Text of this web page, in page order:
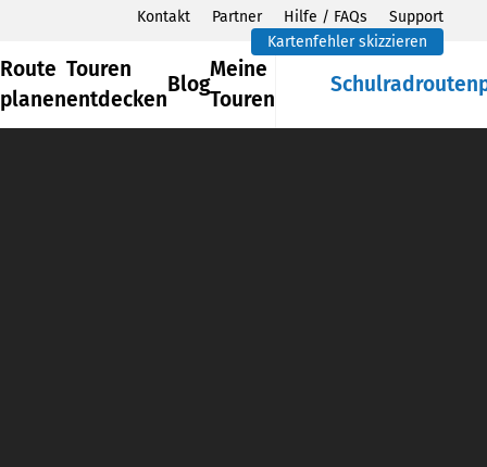
Kontakt Partner Hilfe / FAQs
Support
Kartenfehler skizzieren
Route
planen
Touren
entdecken
Blog
Meine
Touren